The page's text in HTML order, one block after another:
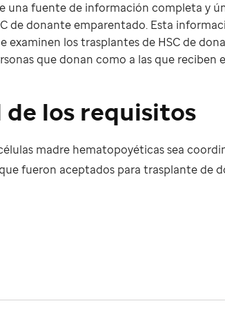
una fuente de información completa y
de donante emparentado. Esta
los trasplantes de HSC de
que donan como a las que reciben
los requisitos
madre hematopoyéticas sea
fueron aceptados para trasplante de